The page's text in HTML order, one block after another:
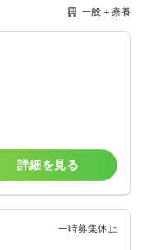
一般＋療養
詳細を見る
一時募集休止